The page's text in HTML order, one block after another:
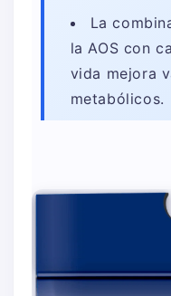
La
la AOS con
vida mejora
metabólicos.